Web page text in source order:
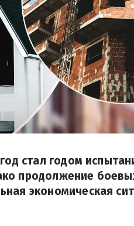
стал годом
продолжение
экономическая